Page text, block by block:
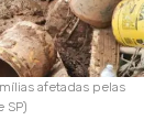
afetadas pelas
SP)